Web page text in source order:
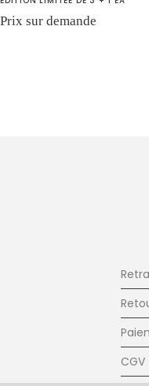
Prix sur demande
CGV